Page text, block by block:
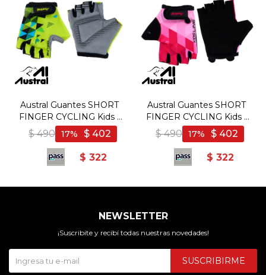
Austral Guantes SHORT
FINGER CYCLING Kids -
Amarillo/Gris - Amarillo-
Gris
$ 490 $ 402
17
$ 322
Austral Guantes SHORT
FINGER CYCLING Kids -
Fucsia/Negro - Fucsia-
Negro
$ 490 $ 402
17
$ 322
NEWSLETTER
¡Suscribite y recibí todas nuestras novedades!
SUSCRIBIRME